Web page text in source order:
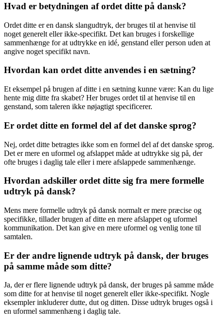
Hvad er betydningen af ​​ordet ditte på dansk?
Ordet ditte er en dansk slangudtryk, der bruges til at henvise til
noget generelt eller ikke-specifikt. Det kan bruges i forskellige
sammenhænge for at udtrykke en idé, genstand eller person uden at
angive noget specifikt navn.
Hvordan kan ordet ditte anvendes i en sætning?
Et eksempel på brugen af ​​ditte i en sætning kunne være: Kan du lige
hente mig ditte fra skabet? Her bruges ordet til at henvise til en
genstand, som taleren ikke nøjagtigt specificerer.
Er ordet ditte en formel del af det danske sprog?
Nej, ordet ditte betragtes ikke som en formel del af det danske sprog.
Det er mere en uformel og afslappet måde at udtrykke sig på, der
ofte bruges i daglig tale eller i mere afslappede sammenhænge.
Hvordan adskiller ordet ditte sig fra mere formelle
udtryk på dansk?
Mens mere formelle udtryk på dansk normalt er mere præcise og
specifikke, tillader brugen af ​​ditte en mere afslappet og uformel
kommunikation. Det kan give en mere uformel og venlig tone til
samtalen.
Er der andre lignende udtryk på dansk, der bruges
på samme måde som ditte?
Ja, der er flere lignende udtryk på dansk, der bruges på samme måde
som ditte for at henvise til noget generelt eller ikke-specifikt. Nogle
eksempler inkluderer dutte, dut og ditten. Disse udtryk bruges også i
en uformel sammenhæng i daglig tale.